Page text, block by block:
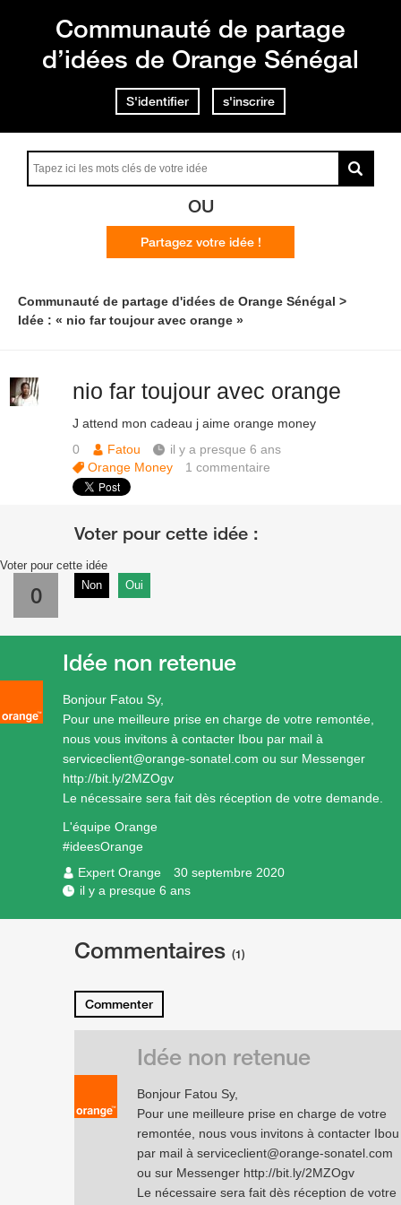
Communauté de partage
d’idées de Orange Sénégal
S'identifier s'inscrire
OU
Partagez votre idée !
Communauté de partage d'idées de Orange Sénégal
Idée : « nio far toujour avec orange »
nio far toujour avec orange
J attend mon cadeau j aime orange money
0
Fatou
il y a presque 6 ans
Orange Money
1commentaire
Voter pour cette idée
0 Non Oui
Bonjour Fatou Sy,
Pour une meilleure prise en charge de votre remontée,
nous vous invitons à contacter Ibou par mail à
serviceclient@orange-sonatel.com ou sur Messenger
http://bit.ly/2MZOgv
Le nécessaire sera fait dès réception de votre demande.
L'équipe Orange
#ideesOrange
Expert Orange
30 septembre 2020
il y a presque 6 ans
Idée non retenue
Commentaires (1)
Commenter
Bonjour Fatou Sy,
Pour une meilleure prise en charge de votre
remontée, nous vous invitons à contacter Ibou
par mail à serviceclient@orange-sonatel.com
ou sur Messenger http://bit.ly/2MZOgv
Le nécessaire sera fait dès réception de votre
Idée non retenue